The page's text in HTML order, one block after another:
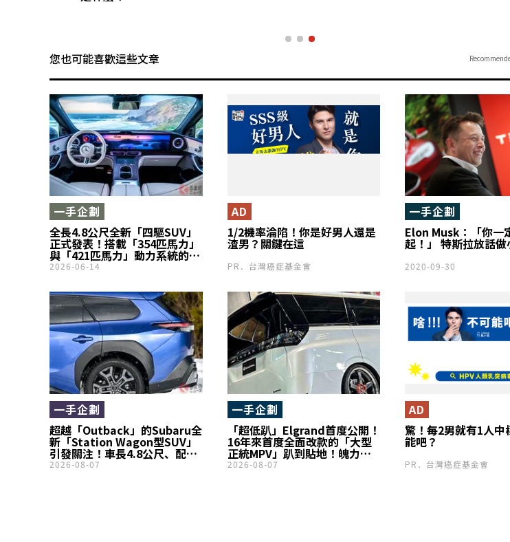
您也可能喜歡這些文章
全長4.8公尺全新「四驅SUV」
正式發表！搭載「354匹馬力」
與「421匹馬力」動力系統的新
車型！還可選配39.1吋超大螢
Benz「GLC250／300
4MATIC」於德國登場
一手企劃
2026-06-14
1/2機率淪陷！你是好男人還是
渣男？關鍵在這
AD
PR．台灣癌症基金會
Elon Musk：「你一
起！」 特斯拉放話做
一手企劃
2020-09-30
超越「Outback」的Subaru全
新「Station Wagon型SUV」
引發關注！車長4.8公尺、配備
大容量行李廂！搭載380匹馬力
一手企劃
2026-08-07
「超低趴」Elgrand首度公開！
16年來首度全面改款的「大型
正統MPV」趴到貼地！魄力十
足的KUHL式樣是什麼？
一手企劃
2026-08-07
驚！每2男就有1人中
能吧？
AD
PR．台灣癌症基金會